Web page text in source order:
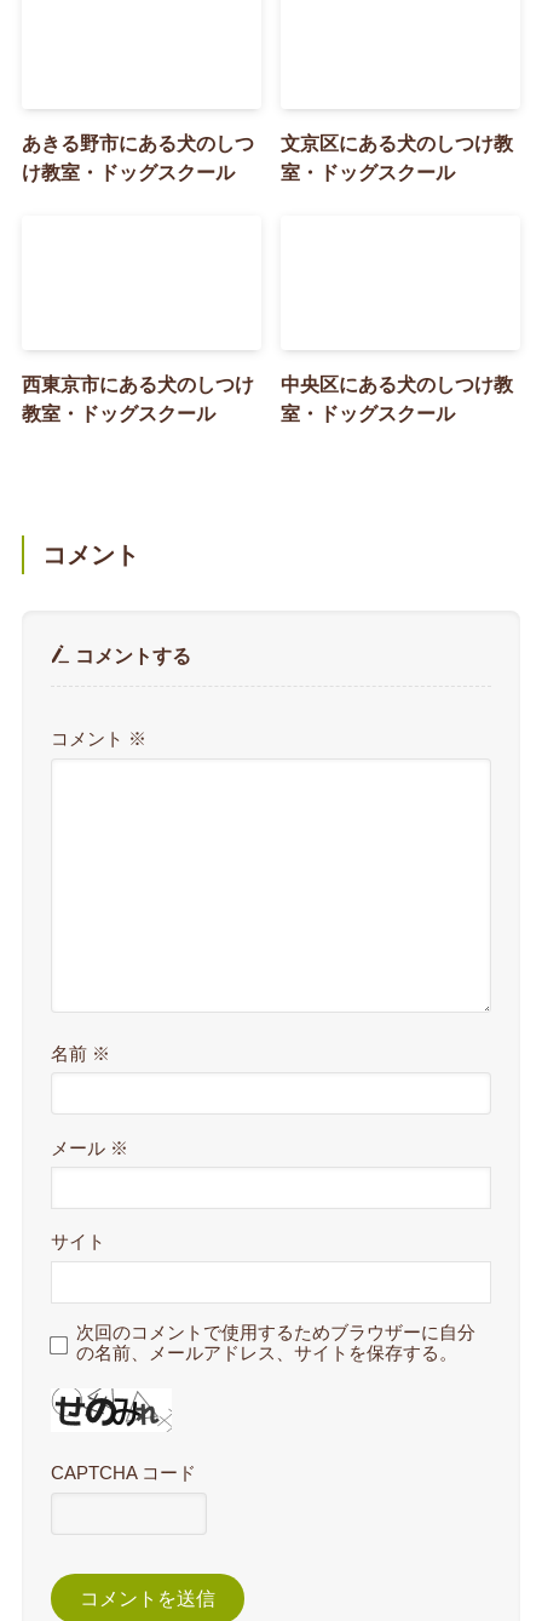
あきる野市にある犬のしつ
け教室・ドッグスクール
文京区にある犬のしつけ教
室・ドッグスクール
西東京市にある犬のしつけ
教室・ドッグスクール
中央区にある犬のしつけ教
室・ドッグスクール
コメント
コメントする
コメント ※
名前 ※
メール ※
サイト
次回のコメントで使用するためブラウザーに自分
の名前、メールアドレス、サイトを保存する。
CAPTCHA コード